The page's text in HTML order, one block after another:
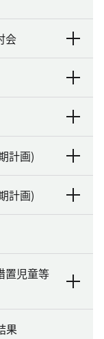
会
計画)
計画)
置児童等
果